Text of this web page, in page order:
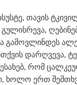
თავის
გამოვლინდეს
დარღვევა,
რომ
ერთ